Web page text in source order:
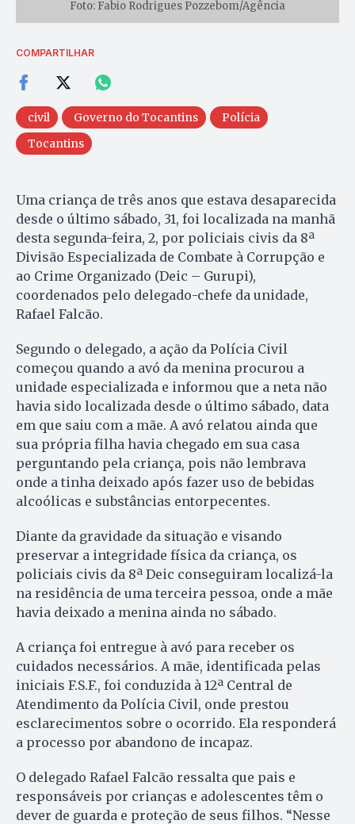
Foto: Fabio Rodrigues Pozzebom/Agência
COMPARTILHAR
civil Governo do Tocantins
Polícia
Tocantins
Uma criança de três anos que estava desaparecida
desde o último sábado, 31, foi localizada na manhã
desta segunda-feira, 2, por policiais civis da 8ª
Divisão Especializada de Combate à Corrupção e
ao Crime Organizado (Deic – Gurupi),
coordenados pelo delegado-chefe da unidade,
Rafael Falcão.
Segundo o delegado, a ação da Polícia Civil
começou quando a avó da menina procurou a
unidade especializada e informou que a neta não
havia sido localizada desde o último sábado, data
em que saiu com a mãe. A avó relatou ainda que
sua própria filha havia chegado em sua casa
perguntando pela criança, pois não lembrava
onde a tinha deixado após fazer uso de bebidas
alcoólicas e substâncias entorpecentes.
Diante da gravidade da situação e visando
preservar a integridade física da criança, os
policiais civis da 8ª Deic conseguiram localizá-la
na residência de uma terceira pessoa, onde a mãe
havia deixado a menina ainda no sábado.
A criança foi entregue à avó para receber os
cuidados necessários. A mãe, identificada pelas
iniciais F.S.F., foi conduzida à 12ª Central de
Atendimento da Polícia Civil, onde prestou
esclarecimentos sobre o ocorrido. Ela responderá
a processo por abandono de incapaz.
O delegado Rafael Falcão ressalta que pais e
responsáveis por crianças e adolescentes têm o
dever de guarda e proteção de seus filhos. “Nesse